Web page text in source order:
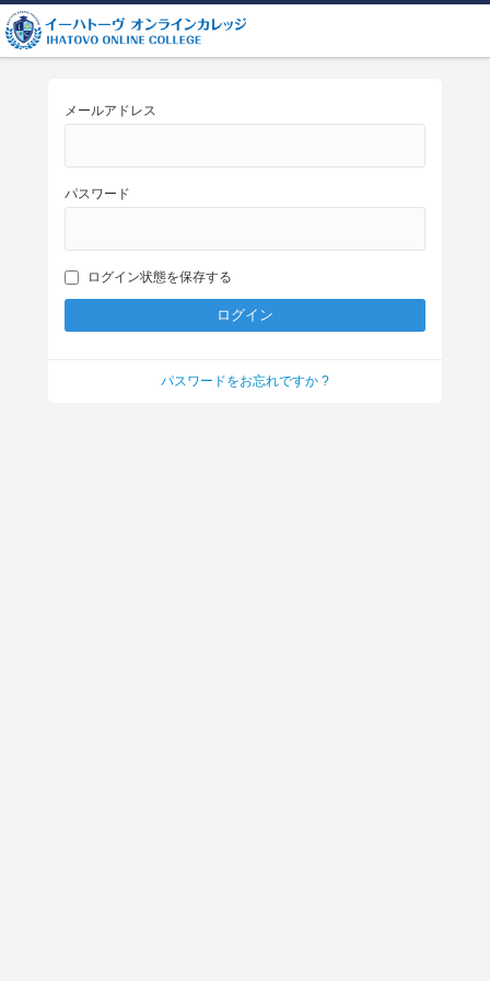
メールアドレス
パスワード
ログイン状態を保存する
パスワードをお忘れですか ?